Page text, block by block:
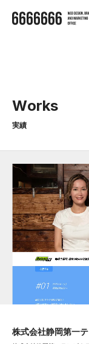
Works
実績
株式会社静岡第一テ